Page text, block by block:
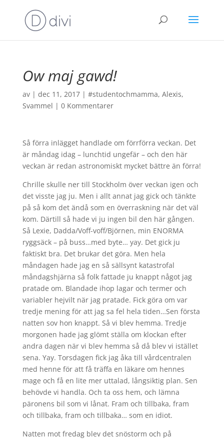
Ow maj gawd!
av | dec 11, 2017| #studentochmamma, Alexis,
Svammel | 0 Kommentarer
Så förra inlägget handlade om förrförra veckan. Det
är måndag idag – lunchtid ungefär – och den här
veckan är redan astronomiskt mycket bättre än förra!
Chrille skulle ner till Stockholm över veckan igen och
det visste jag ju. Men i allt annat jag gick och tänkte
på så kom det ändå som en överraskning när det väl
kom. Därtill så hade vi ju ingen bil den här gången.
Så Lexie, Dadda/Voff-voff/Björnen, min ENORMA
ryggsäck – på buss…med byte… yay. Det gick ju
faktiskt bra. Det brukar det göra. Men hela
måndagen hade jag en så sällsynt katastrofal
måndagshjärna så folk fattade ju knappt något jag
pratade om. Blandade ihop lagar och termer och
variabler hejvilt när jag pratade. Fick göra om var
tredje mening för att jag sa fel hela tiden…Sen första
natten sov hon knappt. Så vi blev hemma. Tredje
morgonen hade jag glömt ställa om klockan efter
andra dagen när vi blev hemma så då blev vi istället
sena. Yay. Torsdagen fick jag åka till vårdcentralen
med henne för att få träffa en läkare om hennes
mage och få en lite mer uttalad, långsiktig plan. Sen
behövde vi handla. Och ta oss hem, och lämna
päronens bil som vi lånat. Fram och tillbaka, fram
och tillbaka, fram och tillbaka… som en idiot.
Natten mot fredag blev det snöstorm och på